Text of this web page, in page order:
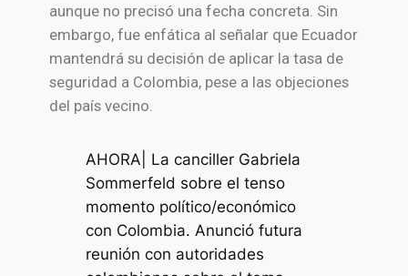
aunque no precisó una fecha concreta. Sin
embargo, fue enfática al señalar que Ecuador
mantendrá su decisión de aplicar la tasa de
seguridad a Colombia, pese a las objeciones
del país vecino.
AHORA| La canciller Gabriela
Sommerfeld sobre el tenso
momento político/económico
con Colombia. Anunció futura
reunión con autoridades